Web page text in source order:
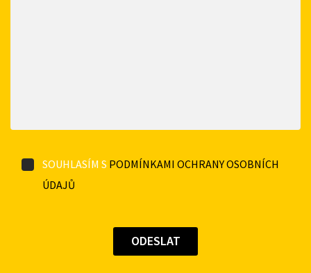
SOUHLASÍM S PODMÍNKAMI OCHRANY OSOBNÍCH
ÚDAJŮ